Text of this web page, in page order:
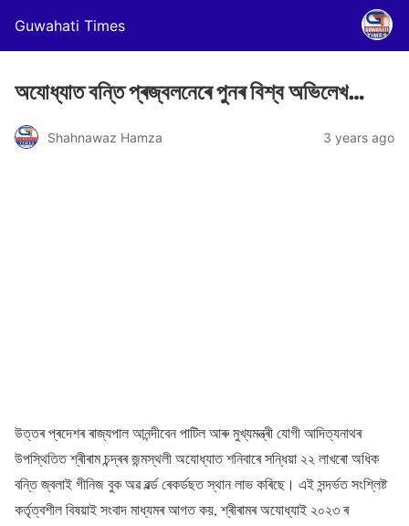
Guwahati Times
অযোধ্যাত বন্তি প্ৰজ্বলনেৰে পুনৰ বিশ্ব অভিলেখ…
Shahnawaz Hamza 3 years ago
উত্তৰ প্ৰদেশৰ ৰাজ্যপাল আনন্দীবেন পাটিল আৰু মুখ্যমন্ত্ৰী যোগী আদিত্যনাথৰ
উপস্থিতিত শ্ৰীৰাম চন্দ্ৰৰ জন্মস্থলী অযোধ্যাত শনিবাৰে সন্ধিয়া ২২ লাখৰো অধিক
বন্তি জ্বলাই গীনিজ বুক অৱ ৱৰ্ল্ড ৰেকৰ্ডছত স্থান লাভ কৰিছে। এই সন্দৰ্ভত সংশ্লিষ্ট
কৰ্তৃত্বশীল বিষয়াই সংবাদ মাধ্যমৰ আগত কয়, শ্ৰীৰামৰ অযোধ্যাই ২০২৩ ৰ